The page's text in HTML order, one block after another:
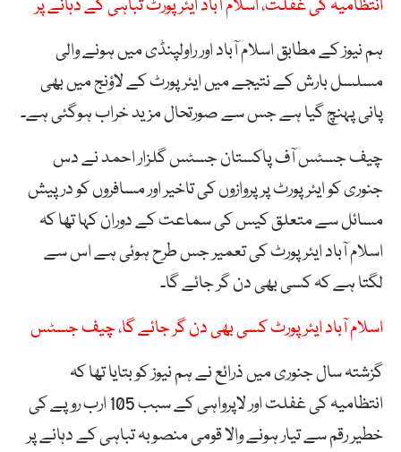
انتظامیہ کی غفلت، اسلام آباد ایئرپورٹ تباہی کے دہانے پر
ہم نیوز کے مطابق اسلام آباد اور راولپنڈی میں ہونے والی
مسلسل بارش کے نتیجے میں ایئرپورٹ کے لاؤنج میں بھی
پانی پہنچ گیا ہے جس سے صورتحال مزید خراب ہوگئی ہے۔
چیف جسٹس آف پاکستان جسٹس گلزار احمد نے دس
جنوری کو ایئرپورٹ پر پروازوں کی تاخیر اور مسافروں کو درپیش
مسائل سے متعلق کیس کی سماعت کے دوران کہا تھا کہ
اسلام آباد ایئر پورٹ کی تعمیر جس طرح ہوئی ہے اس سے
لگتا ہے کہ کسی بھی دن گر جائے گا۔
اسلام آباد ایئر پورٹ کسی بھی دن گر جائے گا، چیف جسٹس
گزشتہ سال جنوری میں ذرائع نے ہم نیوز کو بتایا تھا کہ
انتظامیہ کی غفلت اور لاپرواہی کے سبب 105 ارب روپے کی
خطیر رقم سے تیار ہونے والا قومی منصوبہ تباہی کے دہانے پر